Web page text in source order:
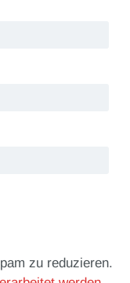
zu reduzieren.